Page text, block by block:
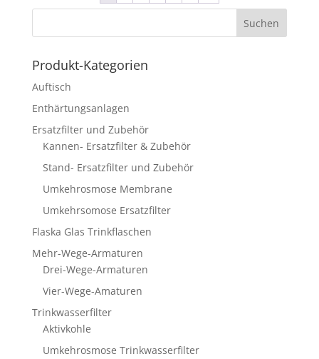
Produkt-Kategorien
Auftisch
Enthärtungsanlagen
Ersatzfilter und Zubehör
Kannen- Ersatzfilter & Zubehör
Stand- Ersatzfilter und Zubehör
Umkehrosmose Membrane
Umkehrsomose Ersatzfilter
Flaska Glas Trinkflaschen
Mehr-Wege-Armaturen
Drei-Wege-Armaturen
Vier-Wege-Amaturen
Trinkwasserfilter
Aktivkohle
Umkehrosmose Trinkwasserfilter